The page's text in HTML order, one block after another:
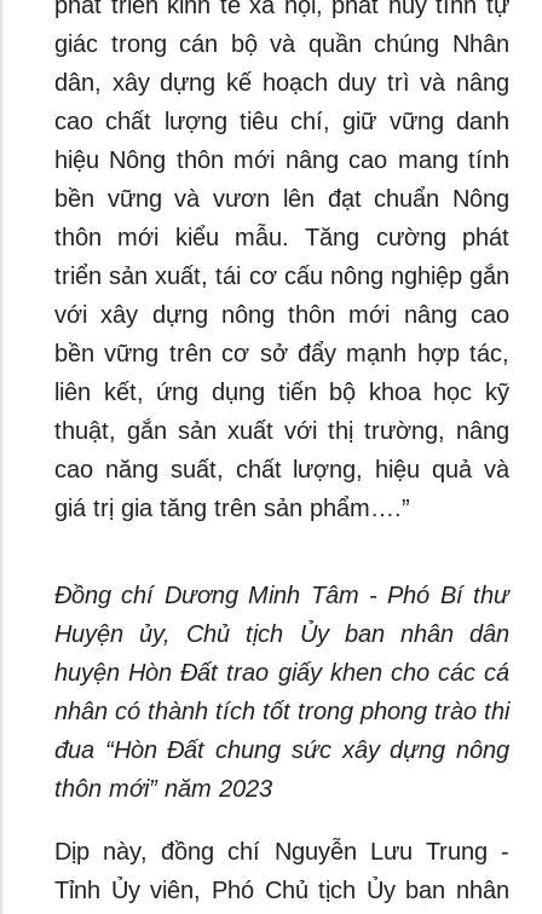
giác trong cán bộ và quần chúng Nhân
dân, xây dựng kế hoạch duy trì và nâng
cao chất lượng tiêu chí, giữ vững danh
hiệu Nông thôn mới nâng cao mang tính
bền vững và vươn lên đạt chuẩn Nông
thôn mới kiểu mẫu. Tăng cường phát
triển sản xuất, tái cơ cấu nông nghiệp gắn
với xây dựng nông thôn mới nâng cao
bền vững trên cơ sở đẩy mạnh hợp tác,
liên kết, ứng dụng tiến bộ khoa học kỹ
thuật, gắn sản xuất với thị trường, nâng
cao năng suất, chất lượng, hiệu quả và
giá trị gia tăng trên sản phẩm….”
Đồng chí Dương Minh Tâm - Phó Bí thư
Huyện ủy, Chủ tịch Ủy ban nhân dân
huyện Hòn Đất trao giấy khen cho các cá
nhân có thành tích tốt trong phong trào thi
đua “Hòn Đất chung sức xây dựng nông
thôn mới” năm 2023
Dịp này, đồng chí Nguyễn Lưu Trung -
Tỉnh Ủy viên, Phó Chủ tịch Ủy ban nhân